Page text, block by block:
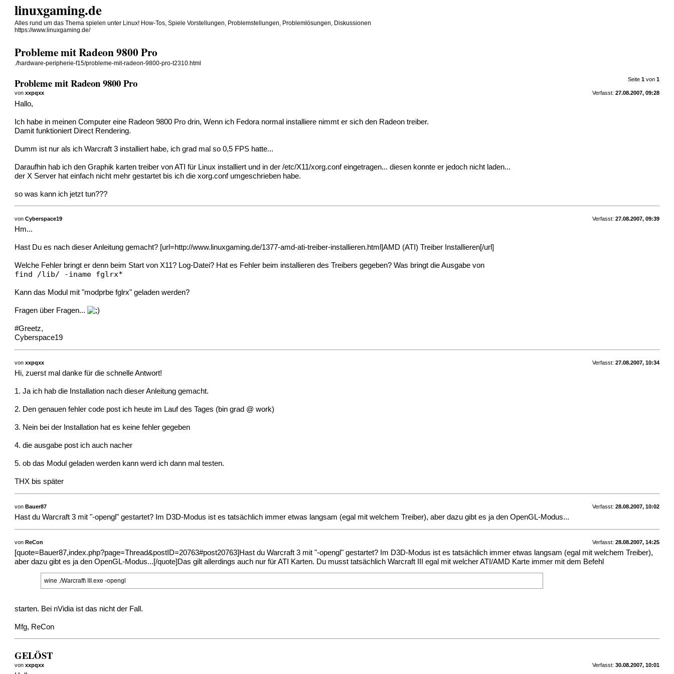
linuxgaming.de
Alles rund um das Thema spielen unter Linux! How-Tos, Spiele Vorstellungen, Problemstellungen, Problemlösungen, Diskussionen
https://www.linuxgaming.de/
Probleme mit Radeon 9800 Pro
./hardware-peripherie-f15/probleme-mit-radeon-9800-pro-t2310.html
Seite 1von 1
Probleme mit Radeon 9800 Pro
Verfasst: 27.08.2007, 09:28
vonxxpqxx
Hallo,
Ich habe in meinen Computer eine Radeon 9800 Pro drin, Wenn ich Fedora normal installiere nimmt er sich den Radeon treiber.
Damit funktioniert Direct Rendering.
Dumm ist nur als ich Warcraft 3 installiert habe, ich grad mal so 0,5 FPS hatte...
Daraufhin hab ich den Graphik karten treiber von ATI für Linux installiert und in der /etc/X11/xorg.conf eingetragen... diesen konnte er jedoch nicht laden...
der X Server hat einfach nicht mehr gestartet bis ich die xorg.conf umgeschrieben habe.
so was kann ich jetzt tun???
Verfasst: 27.08.2007, 09:39
vonCyberspace19
Hm...
Hast Du es nach dieser Anleitung gemacht? [url=http://www.linuxgaming.de/1377-amd-ati-treiber-installieren.html]AMD (ATI) Treiber Installieren[/url]
Welche Fehler bringt er denn beim Start von X11? Log-Datei? Hat es Fehler beim installieren des Treibers gegeben? Was bringt die Ausgabe von
find /lib/ -iname fglrx*
Kann das Modul mit "modprbe fglrx" geladen werden?
Fragen über Fragen...
#Greetz,
Cyberspace19
Verfasst: 27.08.2007, 10:34
vonxxpqxx
Hi, zuerst mal danke für die schnelle Antwort!
1. Ja ich hab die Installation nach dieser Anleitung gemacht.
2. Den genauen fehler code post ich heute im Lauf des Tages (bin grad @ work)
3. Nein bei der Installation hat es keine fehler gegeben
4. die ausgabe post ich auch nacher
5. ob das Modul geladen werden kann werd ich dann mal testen.
THX bis später
Verfasst: 28.08.2007, 10:02
vonBauer87
Hast du Warcraft 3 mit "-opengl" gestartet? Im D3D-Modus ist es tatsächlich immer etwas langsam (egal mit welchem Treiber), aber dazu gibt es ja den OpenGL-Modus...
Verfasst: 28.08.2007, 14:25
vonReCon
[quote=Bauer87,index.php?page=Thread&postID=20763#post20763]Hast du Warcraft 3 mit "-opengl" gestartet? Im D3D-Modus ist es tatsächlich immer etwas langsam (egal mit welchem Treiber),
aber dazu gibt es ja den OpenGL-Modus...[/quote]Das gilt allerdings auch nur für ATI Karten. Du musst tatsächlich Warcraft III egal mit welcher ATI/AMD Karte immer mit dem Befehl
wine ./Warcraft\ III.exe -opengl
starten. Bei nVidia ist das nicht der Fall.
Mfg, ReCon
GELÖST
Verfasst: 30.08.2007, 10:01
vonxxpqxx